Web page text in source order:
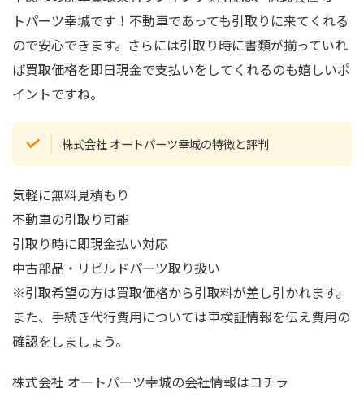
トパーツ幸城です！不動車であっても引取りに来てくれる
ので安心できます。さらには引取り時に書類が揃っていれ
ば買取価格を即日現金で支払いをしてくれるのも嬉しいポ
イントですね。
株式会社 オートパーツ幸城の特徴と評判
気軽に無料見積もり
不動車の引取り可能
引取り時に即現金払い対応
中古部品・リビルドパーツ取り扱い
※引取希望の方は買取価格から引取料が差し引かれます。
また、手続き代行費用については車検証情報を伝え費用の
確認をしましょう。
株式会社 オートパーツ幸城の会社情報はコチラ